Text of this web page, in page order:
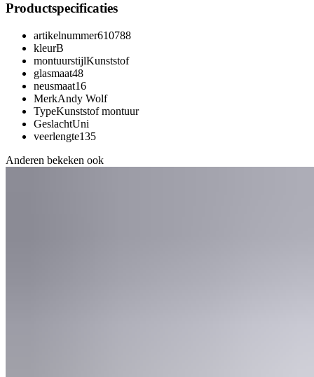
Productspecificaties
artikelnummer610788
kleurB
montuurstijlKunststof
glasmaat48
neusmaat16
MerkAndy Wolf
TypeKunststof montuur
GeslachtUni
veerlengte135
Anderen bekeken ook